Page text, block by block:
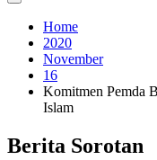
Home
2020
November
16
Komitmen Pemda
Islam
Berita Sorotan